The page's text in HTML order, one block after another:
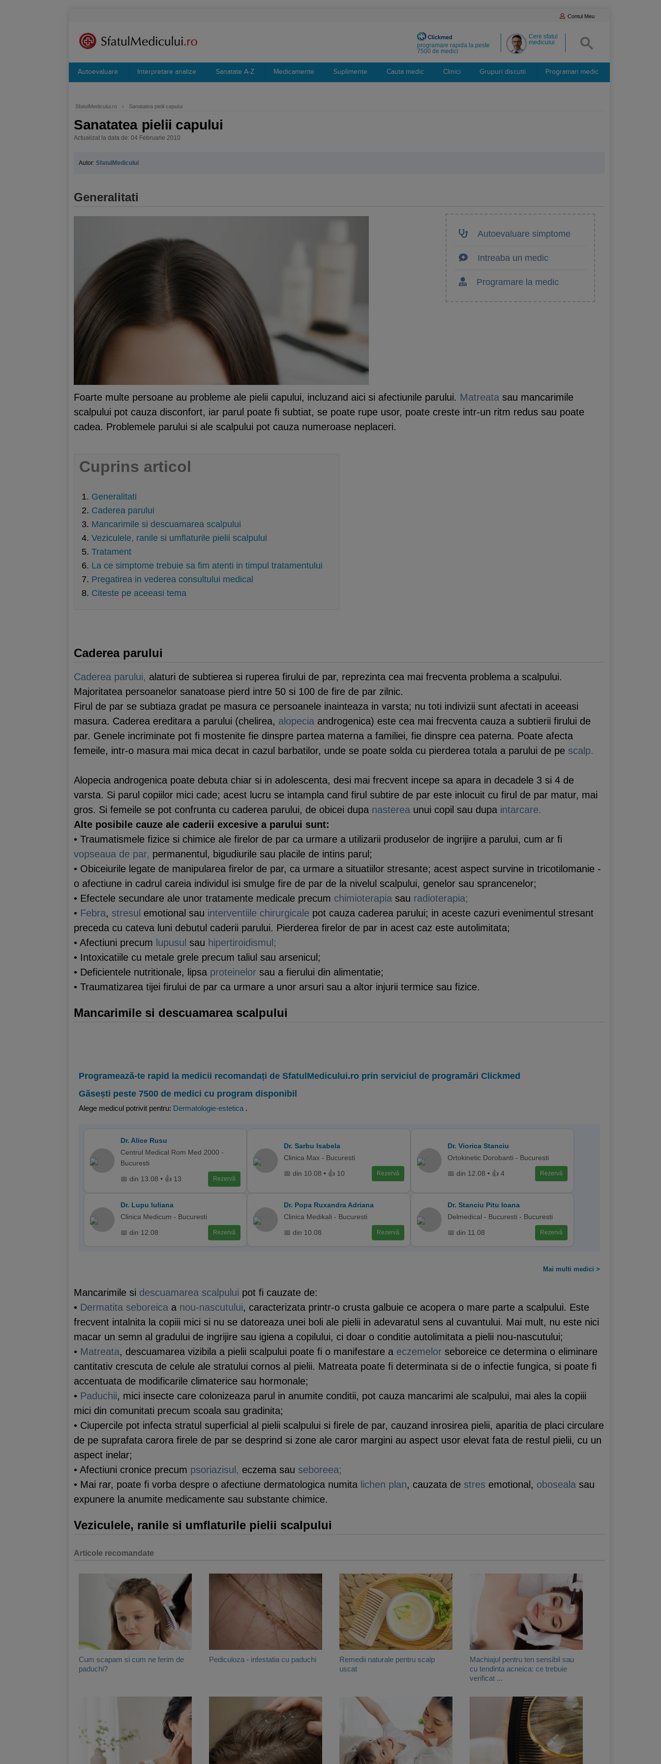
Contul Meu
Cere sfatul
medicului
programare rapida la peste
7500 de medici
Autoevaluare Interpretare analize Sanatate A-Z Medicamente Suplimente Cauta medic Clinici Grupuri discutii Programari medic
SfatulMedicului.ro › Sanatatea pielii capului
Sanatatea pielii capului
Actualizat la data de: 04 Februarie 2010
Autor: SfatulMedicului
Generalitati
Autoevaluare simptome
Intreaba un medic
Programare la medic
Foarte multe persoane au probleme ale pielii capului, incluzand aici si afectiunile parului. Matreata sau mancarimile
scalpului pot cauza disconfort, iar parul poate fi subtiat, se poate rupe usor, poate creste intr-un ritm redus sau poate
cadea. Problemele parului si ale scalpului pot cauza numeroase neplaceri.
Cuprins articol
Generalitati
Caderea parului
Mancarimile si descuamarea scalpului
Veziculele, ranile si umflaturile pielii scalpului
Tratament
La ce simptome trebuie sa fim atenti in timpul tratamentului
Pregatirea in vederea consultului medical
Citeste pe aceeasi tema
Caderea parului
Caderea parului, alaturi de subtierea si ruperea firului de par, reprezinta cea mai frecventa problema a scalpului.
Majoritatea persoanelor sanatoase pierd intre 50 si 100 de fire de par zilnic.
Firul de par se subtiaza gradat pe masura ce persoanele inainteaza in varsta; nu toti indivizii sunt afectati in aceeasi
masura. Caderea ereditara a parului (chelirea, alopecia androgenica) este cea mai frecventa cauza a subtierii firului de
par. Genele incriminate pot fi mostenite fie dinspre partea materna a familiei, fie dinspre cea paterna. Poate afecta
femeile, intr-o masura mai mica decat in cazul barbatilor, unde se poate solda cu pierderea totala a parului de pe scalp.
Alopecia androgenica poate debuta chiar si in adolescenta, desi mai frecvent incepe sa apara in decadele 3 si 4 de
varsta. Si parul copiilor mici cade; acest lucru se intampla cand firul subtire de par este inlocuit cu firul de par matur, mai
gros. Si femeile se pot confrunta cu caderea parului, de obicei dupa nasterea unui copil sau dupa intarcare.
Alte posibile cauze ale caderii excesive a parului sunt:
• Traumatismele fizice si chimice ale firelor de par ca urmare a utilizarii produselor de ingrijire a parului, cum ar fi
vopseaua de par, permanentul, bigudiurile sau placile de intins parul;
• Obiceiurile legate de manipularea firelor de par, ca urmare a situatiilor stresante; acest aspect survine in tricotilomanie -
o afectiune in cadrul careia individul isi smulge fire de par de la nivelul scalpului, genelor sau sprancenelor;
• Efectele secundare ale unor tratamente medicale precum chimioterapia sau radioterapia;
• Febra, stresul emotional sau interventiile chirurgicale pot cauza caderea parului; in aceste cazuri evenimentul stresant
preceda cu cateva luni debutul caderii parului. Pierderea firelor de par in acest caz este autolimitata;
• Afectiuni precum lupusul sau hipertiroidismul;
• Intoxicatiile cu metale grele precum taliul sau arsenicul;
• Deficientele nutritionale, lipsa proteinelor sau a fierului din alimentatie;
• Traumatizarea tijei firului de par ca urmare a unor arsuri sau a altor injurii termice sau fizice.
Mancarimile si descuamarea scalpului
Programează-te rapid la medicii recomandați de SfatulMedicului.ro prin serviciul de programări Clickmed
Găsești peste 7500 de medici cu program disponibil
Alege medicul potrivit pentru: Dermatologie-estetica .
Dr. Alice Rusu
Centrul Medical Rom Med 2000 -
Bucuresti
📅 din 13.08 • 👍 13 Rezervă
Dr. Sarbu Isabela
Clinica Max - Bucuresti
📅 din 10.08 • 👍 10 Rezervă
Dr. Viorica Stanciu
Ortokinetic Dorobanti - Bucuresti
📅 din 12.08 • 👍 4 Rezervă
Dr. Lupu Iuliana
Clinica Medicum - Bucuresti
📅 din 12.08 Rezervă
Dr. Popa Ruxandra Adriana
Clinica Medikali - Bucuresti
📅 din 10.08 Rezervă
Dr. Stanciu Pitu Ioana
Delmedical - Bucuresti - Bucuresti
📅 din 11.08 Rezervă
Mai multi medici >
Mancarimile si descuamarea scalpului pot fi cauzate de:
• Dermatita seboreica a nou-nascutului, caracterizata printr-o crusta galbuie ce acopera o mare parte a scalpului. Este
frecvent intalnita la copiii mici si nu se datoreaza unei boli ale pielii in adevaratul sens al cuvantului. Mai mult, nu este nici
macar un semn al gradului de ingrijire sau igiena a copilului, ci doar o conditie autolimitata a pielii nou-nascutului;
• Matreata, descuamarea vizibila a pielii scalpului poate fi o manifestare a eczemelor seboreice ce determina o eliminare
cantitativ crescuta de celule ale stratului cornos al pielii. Matreata poate fi determinata si de o infectie fungica, si poate fi
accentuata de modificarile climaterice sau hormonale;
• Paduchii, mici insecte care colonizeaza parul in anumite conditii, pot cauza mancarimi ale scalpului, mai ales la copiii
mici din comunitati precum scoala sau gradinita;
• Ciupercile pot infecta stratul superficial al pielii scalpului si firele de par, cauzand inrosirea pielii, aparitia de placi circulare
de pe suprafata carora firele de par se desprind si zone ale caror margini au aspect usor elevat fata de restul pielii, cu un
aspect inelar;
• Afectiuni cronice precum psoriazisul, eczema sau seboreea;
• Mai rar, poate fi vorba despre o afectiune dermatologica numita lichen plan, cauzata de stres emotional, oboseala sau
expunere la anumite medicamente sau substante chimice.
Veziculele, ranile si umflaturile pielii scalpului
Articole recomandate
Cum scapam si cum ne ferim de
paduchi?
Pediculoza - infestatia cu paduchi
Remedii naturale pentru scalp
uscat
Machiajul pentru ten sensibil sau
cu tendinta acneica: ce trebuie
verificat ...